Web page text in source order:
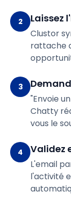
2 Laissez
Clustor
rattache
3
"Envoie
Chatty
vous le
4 Validez
L'email
l'activité